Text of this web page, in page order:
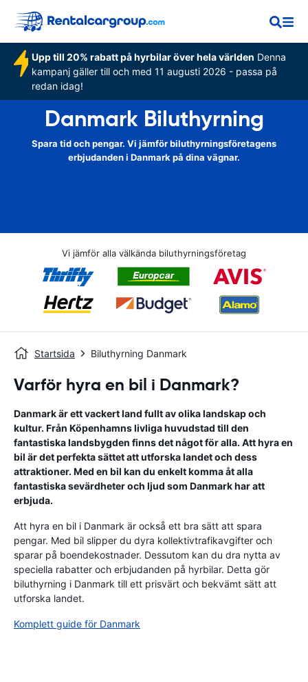
Upp till 20% rabatt på hyrbilar över hela världen Denna
kampanj gäller till och med 11 augusti 2026 - passa på
redan idag!
Danmark Biluthyrning
Spara tid och pengar. Vi jämför biluthyrningsföretagens
erbjudanden i Danmark på dina vägnar.
Vi jämför alla välkända biluthyrningsföretag
Startsida Biluthyrning Danmark
Varför hyra en bil i Danmark?
Danmark är ett vackert land fullt av olika landskap och
kultur. Från Köpenhamns livliga huvudstad till den
fantastiska landsbygden finns det något för alla. Att hyra en
bil är det perfekta sättet att utforska landet och dess
attraktioner. Med en bil kan du enkelt komma åt alla
fantastiska sevärdheter och ljud som Danmark har att
erbjuda.
Att hyra en bil i Danmark är också ett bra sätt att spara
pengar. Med bil slipper du dyra kollektivtrafikavgifter och
sparar på boendekostnader. Dessutom kan du dra nytta av
speciella rabatter och erbjudanden på hyrbilar. Detta gör
biluthyrning i Danmark till ett prisvärt och bekvämt sätt att
utforska landet.
Komplett guide för Danmark